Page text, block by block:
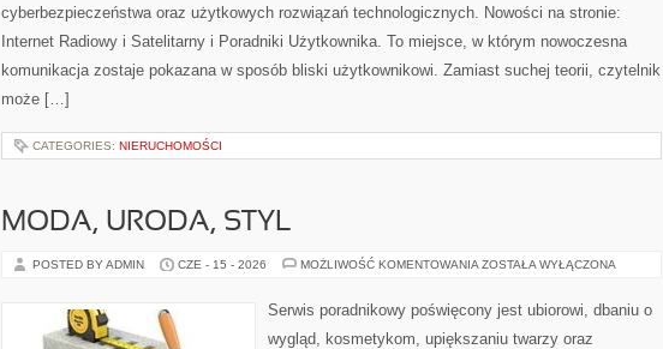
cyberbezpieczeństwa oraz użytkowych rozwiązań technologicznych. Nowości na stronie:
Internet Radiowy i Satelitarny i Poradniki Użytkownika. To miejsce, w którym nowoczesna
komunikacja zostaje pokazana w sposób bliski użytkownikowi. Zamiast suchej teorii, czytelnik
może […]
CATEGORIES: NIERUCHOMOŚCI
MODA, URODA, STYL
POSTED BY ADMIN CZE - 15 - 2026 MOŻLIWOŚĆ KOMENTOWANIA MODA,
ZOSTAŁA WYŁĄCZONA
Serwis poradnikowy poświęcony jest ubiorowi, dbaniu o
wygląd, kosmetykom, upiększaniu twarzy oraz